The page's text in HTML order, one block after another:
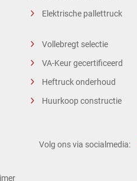
Elektrische pallettruck
Vollebregt selectie
VA-Keur gecertificeerd
Heftruck onderhoud
Huurkoop constructie
Volg ons via socialmedia: